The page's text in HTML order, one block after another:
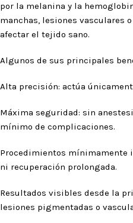
por la melanina y la
manchas, lesiones vasculares
afectar el tejido sano.
Algunos de sus principales
Alta precisión: actúa
Máxima seguridad: sin
mínimo de complicaciones.
Procedimientos mínimamente
ni recuperación prolongada.
Resultados visibles desde la
lesiones pigmentadas o